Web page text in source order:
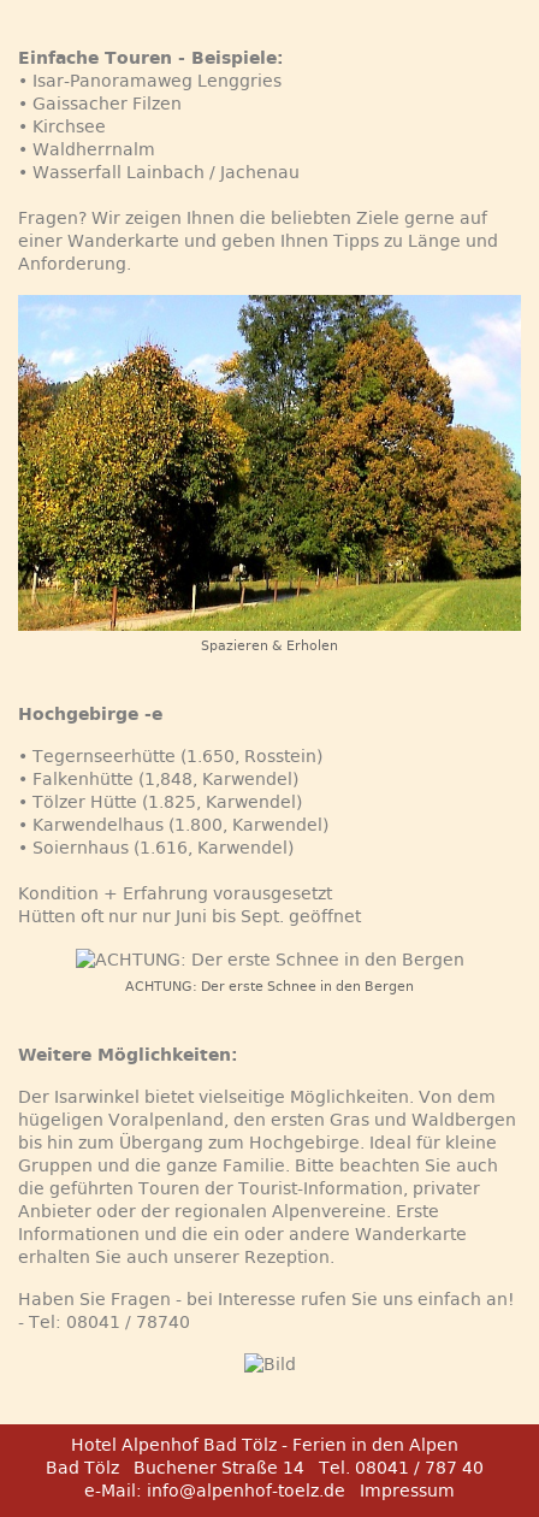
Einfache Touren - Beispiele:
• Isar-Panoramaweg Lenggries
• Gaissacher Filzen
• Kirchsee
• Waldherrnalm
• Wasserfall Lainbach / Jachenau
Fragen? Wir zeigen Ihnen die beliebten Ziele gerne auf
einer Wanderkarte und geben Ihnen Tipps zu Länge und
Anforderung.
Spazieren & Erholen
Hochgebirge -e
• Tegernseerhütte (1.650, Rosstein)
• Falkenhütte (1,848, Karwendel)
• Tölzer Hütte (1.825, Karwendel)
• Karwendelhaus (1.800, Karwendel)
• Soiernhaus (1.616, Karwendel)
Kondition + Erfahrung vorausgesetzt
Hütten oft nur nur Juni bis Sept. geöffnet
ACHTUNG: Der erste Schnee in den Bergen
Weitere Möglichkeiten:
Der Isarwinkel bietet vielseitige Möglichkeiten. Von dem
hügeligen Voralpenland, den ersten Gras und Waldbergen
bis hin zum Übergang zum Hochgebirge. Ideal für kleine
Gruppen und die ganze Familie. Bitte beachten Sie auch
die geführten Touren der Tourist-Information, privater
Anbieter oder der regionalen Alpenvereine. Erste
Informationen und die ein oder andere Wanderkarte
erhalten Sie auch unserer Rezeption.
Haben Sie Fragen - bei Interesse rufen Sie uns einfach an!
- Tel: 08041 / 78740
Hotel Alpenhof Bad Tölz - Ferien in den Alpen
Bad Tölz
Buchener Straße 14
Tel. 08041 / 787 40
e-Mail: info@alpenhof-toelz.de Impressum